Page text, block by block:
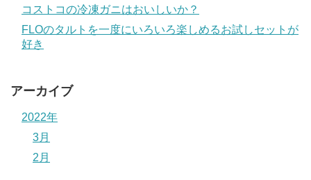
コストコの冷凍ガニはおいしいか？
FLOのタルトを一度にいろいろ楽しめるお試しセットが
好き
アーカイブ
2022年
3月
2月